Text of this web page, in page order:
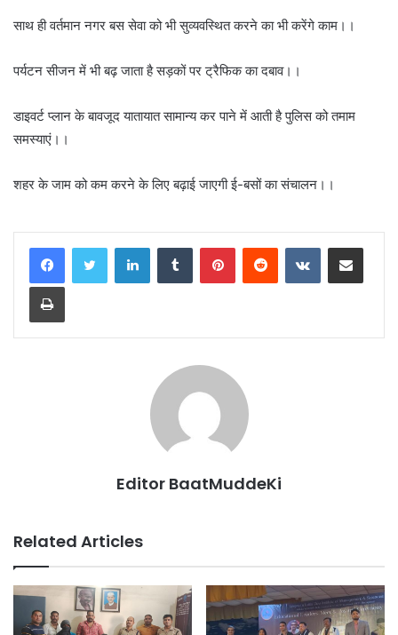
साथ ही वर्तमान नगर बस सेवा को भी सुव्यवस्थित करने का भी करेंगे काम।।
पर्यटन सीजन में भी बढ़ जाता है सड़कों पर ट्रैफिक का दबाव।।
डाइवर्ट प्लान के बावजूद यातायात सामान्य कर पाने में आती है पुलिस को तमाम
समस्याएं।।
शहर के जाम को कम करने के लिए बढ़ाई जाएगी ई-बसों का संचालन।।
LinkedInTumblr PinterestReddit VKontakteShare via Email
Print
Editor BaatMuddeKi
Related Articles